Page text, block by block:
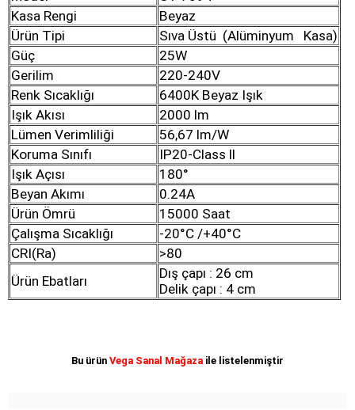
Kasa Rengi
Beyaz
Ürün Tipi
Sıva Üstü (Alüminyum Kasa)
Güç
25W
Gerilim
220-240V
Renk Sıcaklığı
6400K Beyaz Işık
Işık Akısı
2000 lm
Lümen Verimliliği
56,67 lm/W
Koruma Sınıfı
IP20-Class ll
Işık Açısı
180°
Beyan Akımı
0.24A
Ürün Ömrü
15000 Saat
Çalışma Sıcaklığı
-20°C /+40°C
CRI(Ra)
>80
Ürün Ebatları
Dış çapı : 26 cm
Delik çapı : 4 cm
Bu ürün Vega Sanal Mağaza ile listelenmiştir